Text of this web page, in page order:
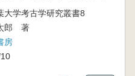
大学考古学研究叢書8
郎 著
房